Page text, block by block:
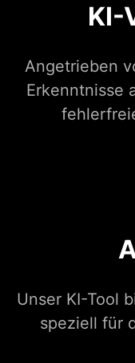
KI-
Angetrieben
Erkenntnisse
Unser KI-Tool
speziell für